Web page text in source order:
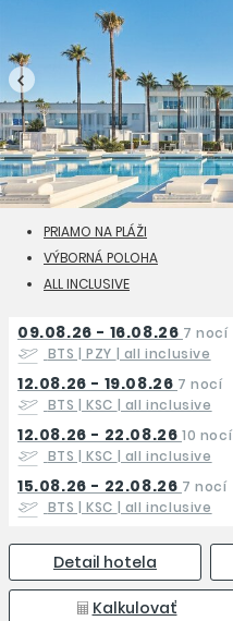
PRIAMO NA PLÁŽI
VÝBORNÁ POLOHA
ALL INCLUSIVE
09.08.26 - 16.08.26 7 nocí
BTS | PZY | all inclusive
12.08.26 - 19.08.26 7 nocí
BTS | KSC | all inclusive
12.08.26 - 22.08.26 10 nocí
BTS | KSC | all inclusive
15.08.26 - 22.08.26 7 nocí
BTS | KSC | all inclusive
Detail hotela
Kalkulovať